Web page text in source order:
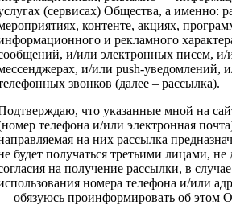
(сервисах) Общества, а именно:
контенте, акциях,
и рекламного
и/или электронных писем, и/
и/или push-уведомлений,
звонков (далее – рассылка).
что указанные мной на
телефона и/или электронная
на них рассылка
будет получаться третьими лицами,
на получение рассылки, в
номера телефона и/или
обязуюсь проинформировать об этом